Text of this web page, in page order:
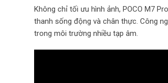
Không chỉ tối ưu hình ảnh, POCO M7
thanh sống động và chân thực. Công
trong môi trường nhiều tạp âm.